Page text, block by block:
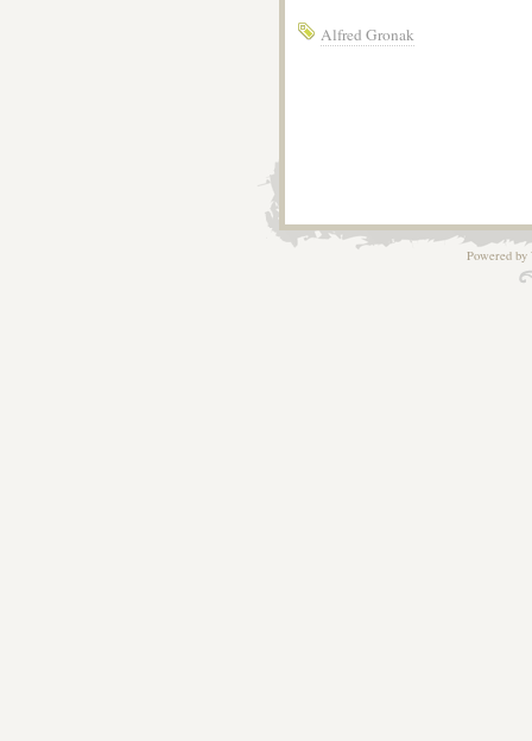
Alfred Gronak
Powered by